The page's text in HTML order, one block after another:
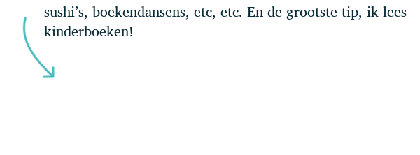
sushi’s, boekendansens, etc, etc. En de grootste tip, ik lees
kinderboeken!